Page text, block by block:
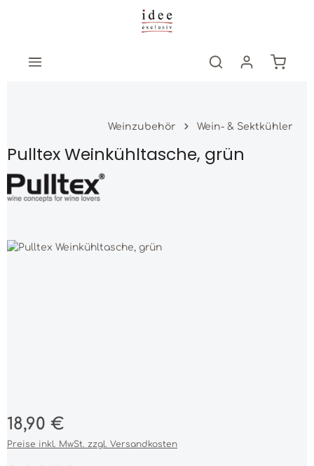
Zum Hauptinhalt springen
Weinzubehör Wein- & Sektkühler
Pulltex Weinkühltasche, grün
Bildergalerie überspringen
Regulärer Preis:
18,90 €
Preise inkl. MwSt. zzgl. Versandkosten